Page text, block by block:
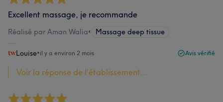
Excellent massage, je recommande
Réalisé par Aman Walia• Massage deep tissue
Louise•il y a environ 2 mois Avis vérifié
Voir la réponse de l'établissement...